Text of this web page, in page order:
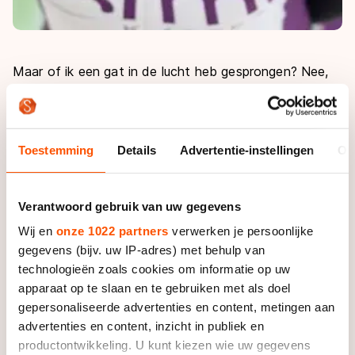
Toestemming Details Advertentie-instellingen
Verantwoord gebruik van uw gegevens
Wij en onze 1022 partners verwerken je persoonlijke
gegevens (bijv. uw IP-adres) met behulp van
technologieën zoals cookies om informatie op uw
apparaat op te slaan en te gebruiken met als doel
gepersonaliseerde advertenties en content, metingen aan
advertenties en content, inzicht in publiek en
productontwikkeling. U kunt kiezen wie uw gegevens
Maar of ik een gat in de lucht heb gesprongen? Nee,
dat niet. Ik heb deze tocht nog nooit geschaatst,
weet dus niet wat precies te verwachten en ben altijd
al een beetje sceptisch over de Elfsteden. Met moeite
kan ik de betreffende steden opnoemen, maar de
juiste volgorde ken ik niet. Heb me er domweg nooit
stonden te stoppen, maar toch één of meerdere jaren
langer in het peloton bleven omdat ze die Tocht een
keer wilden meemaken. Ook dat heb ik niet gedaan.
Daar heb ik natuurlijk mijn redenen voor: de afstand
van ruim 200 kilometer is niet mijn ding. Als je zeker
weet dat je toch niet wint, dan wordt het als
wedstrijdrijder minder interessant. Daarnaast ben ik